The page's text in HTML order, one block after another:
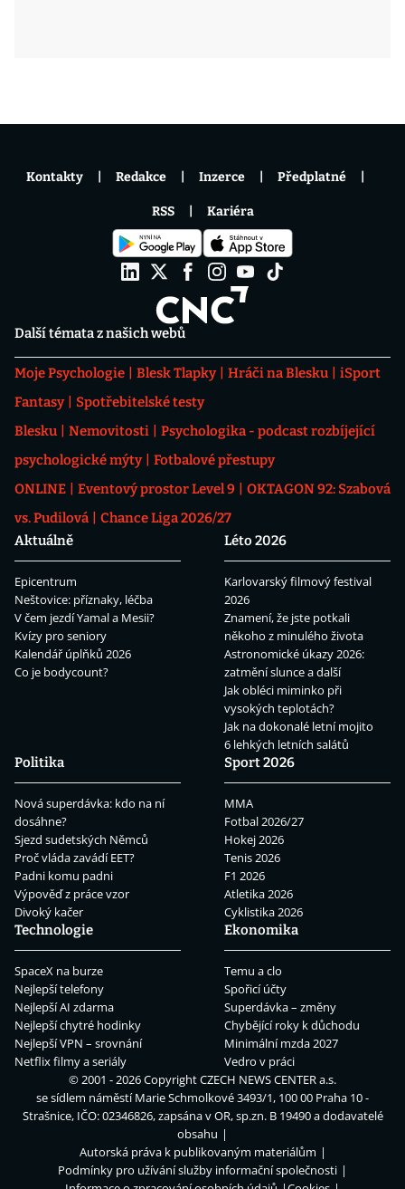
Další témata z našich webů
Moje Psychologie Blesk Tlapky Hráči na Blesku
iSport
Fantasy
Spotřebitelské testy
Blesku
Nemovitosti
Psychologika - podcast rozbíjející
psychologické mýty
Fotbalové přestupy
ONLINE
Eventový prostor Level 9
OKTAGON 92: Szabová
vs. Pudilová
Chance Liga 2026/27
Aktuálně
Epicentrum
Neštovice: příznaky, léčba
V čem jezdí Yamal a Mesii?
Kvízy pro seniory
Kalendář úplňků 2026
Co je bodycount?
Léto 2026
Karlovarský filmový festival
2026
Znamení, že jste potkali
někoho z minulého života
Astronomické úkazy 2026:
zatmění slunce a další
Jak obléci miminko při
vysokých teplotách?
Jak na dokonalé letní mojito
6 lehkých letních salátů
Politika
Nová superdávka: kdo na ní
dosáhne?
Sjezd sudetských Němců
Proč vláda zavádí EET?
Padni komu padni
Výpověď z práce vzor
Divoký kačer
Sport 2026
MMA
Fotbal 2026/27
Hokej 2026
Tenis 2026
F1 2026
Atletika 2026
Cyklistika 2026
Technologie
SpaceX na burze
Nejlepší telefony
Nejlepší AI zdarma
Nejlepší chytré hodinky
Nejlepší VPN – srovnání
Netflix filmy a seriály
Ekonomika
Temu a clo
Spořicí účty
Superdávka – změny
Chybějící roky k důchodu
Minimální mzda 2027
Vedro v práci
Kontakty Redakce Inzerce Předplatné
RSS Kariéra
© 2001 - 2026 CopyrightCZECH NEWS CENTER a.s.
se sídlem náměstí Marie Schmolkové 3493/1, 100 00 Praha 10 -
Strašnice, IČO: 02346826, zapsána v OR, sp.zn. B 19490 a dodavatelé
obsahu
Autorská práva k publikovaným materiálům
Podmínky pro užívání služby informační společnosti